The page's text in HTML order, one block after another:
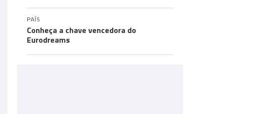
PAÍS
Conheça a chave vencedora do
Eurodreams